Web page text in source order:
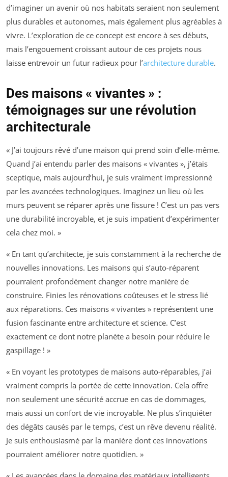
d’imaginer un avenir où nos habitats seraient non seulement
plus durables et autonomes, mais également plus agréables à
vivre. L’exploration de ce concept est encore à ses débuts,
mais l’engouement croissant autour de ces projets nous
laisse entrevoir un futur radieux pour l’architecture durable.
Des maisons « vivantes » :
témoignages sur une révolution
architecturale
« J’ai toujours rêvé d’une maison qui prend soin d’elle-même.
Quand j’ai entendu parler des maisons « vivantes », j’étais
sceptique, mais aujourd’hui, je suis vraiment impressionné
par les avancées technologiques. Imaginez un lieu où les
murs peuvent se réparer après une fissure ! C’est un pas vers
une durabilité incroyable, et je suis impatient d’expérimenter
cela chez moi. »
« En tant qu’architecte, je suis constamment à la recherche de
nouvelles innovations. Les maisons qui s’auto-réparent
pourraient profondément changer notre manière de
construire. Finies les rénovations coûteuses et le stress lié
aux réparations. Ces maisons « vivantes » représentent une
fusion fascinante entre architecture et science. C’est
exactement ce dont notre planète a besoin pour réduire le
gaspillage ! »
« En voyant les prototypes de maisons auto-réparables, j’ai
vraiment compris la portée de cette innovation. Cela offre
non seulement une sécurité accrue en cas de dommages,
mais aussi un confort de vie incroyable. Ne plus s’inquiéter
des dégâts causés par le temps, c’est un rêve devenu réalité.
Je suis enthousiasmé par la manière dont ces innovations
pourraient améliorer notre quotidien. »